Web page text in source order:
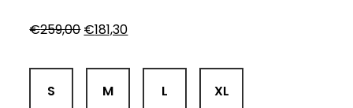
€259,00 Oorspronkelijke
was:
€259,00.
€181,30Huidige
is:
€181,30.
S M L XL